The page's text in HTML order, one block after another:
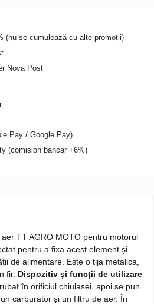
(nu se cumulează cu alte promoții)
Nova Post
Pay / Google Pay)
(comision bancar +6%)
TT AGRO MOTO pentru motorul
pentru a fixa acest element și
de alimentare. Este o tija metalica,
fir. Dispozitiv și funcții de utilizare
în orificiul chiulasei, apoi se pun
carburator și un filtru de aer. În